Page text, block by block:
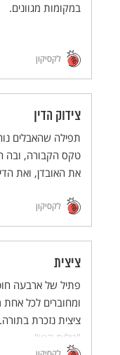
במקומות מגוונים.
לקסיקון
צידוק הדין
תפילה שהאבלים
טקס הקבורה, ובה
את האובדן, ואת
לקסיקון
ציצית
פתיל של ארבעה
ומחוברים לכל
ציצית נזכרת
"טלית קטן".